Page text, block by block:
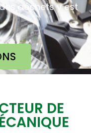
déchets y est
DE